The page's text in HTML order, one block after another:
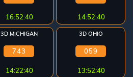
16:52:40 14:52:40
3D MICHIGAN
743
14:22:40
3D OHIO
059
13:52:40